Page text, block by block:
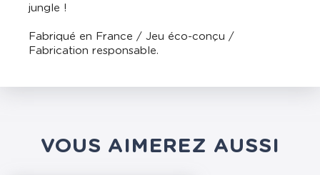
jungle !
Fabriqué en France / Jeu éco-conçu /
Fabrication responsable.
VOUS AIMEREZ AUSSI